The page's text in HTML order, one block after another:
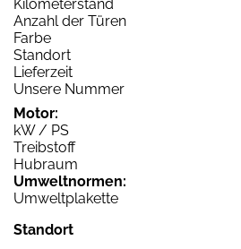
Kilometerstand
Anzahl der Türen
Farbe
Standort
Lieferzeit
Unsere Nummer
Motor:
kW / PS
Treibstoff
Hubraum
Umweltnormen:
Umweltplakette
Standort